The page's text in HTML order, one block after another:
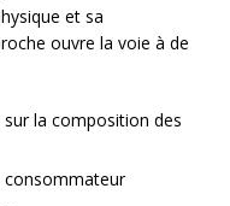
et sa
ouvre la voie à de
la composition des
consommateur